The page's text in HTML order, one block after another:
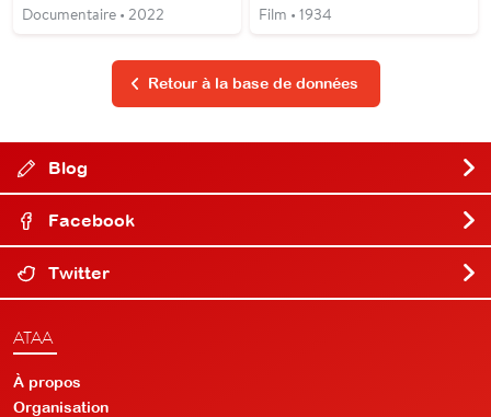
Documentaire • 2022 Film • 1934
Retour à la base de données
Blog
Facebook
Twitter
ATAA
À propos
Organisation